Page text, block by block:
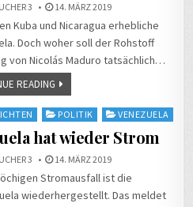
3 14. MÄRZ 2019
Kuba und Nicaragua erhebliche
Doch woher soll der Rohstoff
von Nicolás Maduro tatsächlich…
READING
POLITIK VENEZUELA
hat wieder Strom
3 14. MÄRZ 2019
Stromausfall ist die
wiederhergestellt. Das meldet